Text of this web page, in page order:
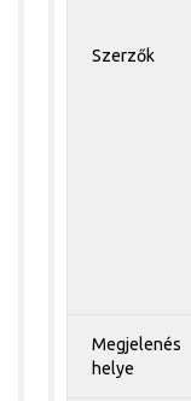
Szerzők
Megjelenés
helye